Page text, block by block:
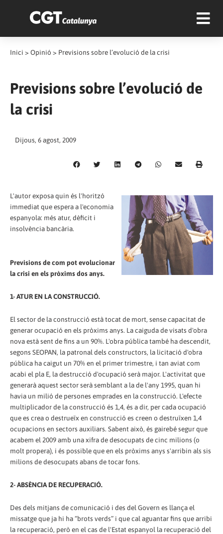
Inici > Opinió > Previsions sobre l’evolució de la crisi
Previsions sobre l’evolució de
la crisi
Dijous, 6 agost, 2009
L'autor exposa quin és l'horitzó
immediat que espera a l'economia
espanyola: més atur, dèficit i
insolvència bancària.
Previsions de com pot evolucionar
la crisi en els pròxims dos anys.
1- ATUR EN LA CONSTRUCCIÓ.
El sector de la construcció està tocat de mort, sense capacitat de
generar ocupació en els pròxims anys. La caiguda de visats d'obra
nova està sent de fins a un 90%. L'obra pública també ha descendit,
segons SEOPAN, la patronal dels constructors, la licitació d'obra
pública ha caigut un 70% en el primer trimestre, i tan aviat com
acabi el pla E, la destrucció d'ocupació serà major. L'activitat que
generarà aquest sector serà semblant a la de l'any 1995, quan hi
havia un milió de persones emprades en la construcció. L'efecte
multiplicador de la construcció és 1,4, és a dir, per cada ocupació
que es crea o destrueïx en construcció es creen o destruïxen 1,4
ocupacions en sectors auxiliars. Sabent això, és gairebé segur que
acabem el 2009 amb una xifra de desocupats de cinc milions (o
molt propera), i és possible que en els pròxims anys s'arribin als sis
milions de desocupats abans de tocar fons.
2- ABSÈNCIA DE RECUPERACIÓ.
Des dels mitjans de comunicació i des del Govern es llança el
missatge que ja hi ha “brots verds” i que cal aguantar fins que arribi
la recuperació, però en el cas de l'Estat espanyol la recuperació del